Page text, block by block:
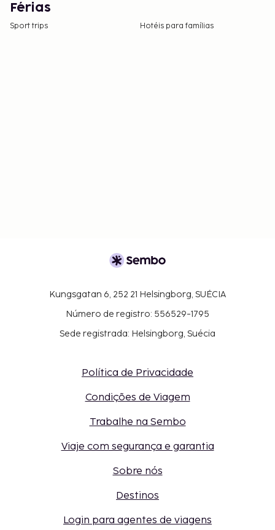
Férias
Sport trips Hotéis para famílias
Kungsgatan 6, 252 21 Helsingborg, SUÉCIA
Número de registro: 556529-1795
Sede registrada: Helsingborg, Suécia
Política de Privacidade
Condições de Viagem
Trabalhe na Sembo
Viaje com segurança e garantia
Sobre nós
Destinos
Login para agentes de viagens